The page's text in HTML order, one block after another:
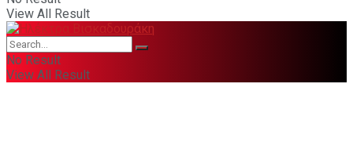
View All Result
No Result
View All Result